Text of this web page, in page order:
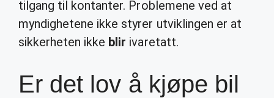
tilgang til kontanter. Problemene ved at
myndighetene ikke styrer utviklingen er at
sikkerheten ikke blir ivaretatt.
Er det lov å kjøpe bil